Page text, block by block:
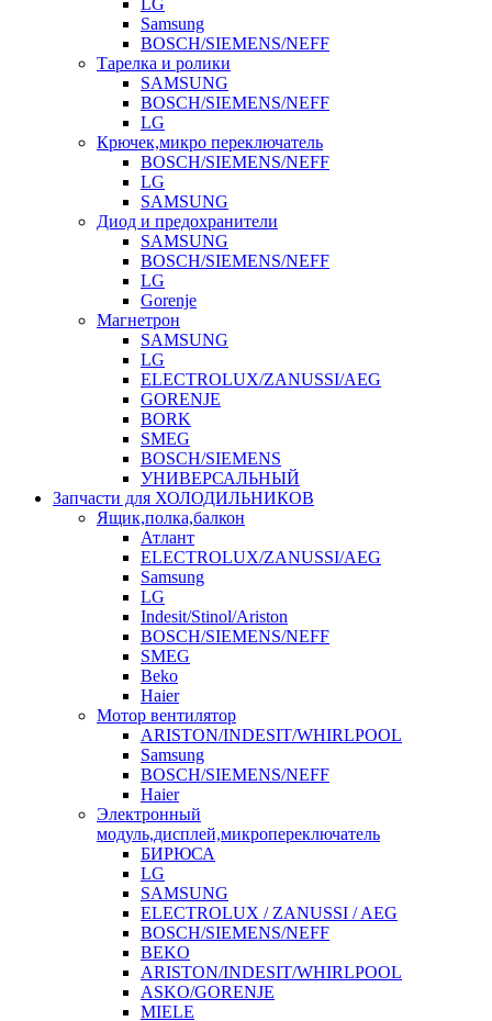
LG
Samsung
BOSCH/SIEMENS/NEFF
Тарелка и ролики
SAMSUNG
BOSCH/SIEMENS/NEFF
LG
Крючек,микро переключатель
BOSCH/SIEMENS/NEFF
LG
SAMSUNG
Диод и предохранители
SAMSUNG
BOSCH/SIEMENS/NEFF
LG
Gorenje
Магнетрон
SAMSUNG
LG
ELECTROLUX/ZANUSSI/AEG
GORENJE
BORK
SMEG
BOSCH/SIEMENS
УНИВЕРСАЛЬНЫЙ
Запчасти для ХОЛОДИЛЬНИКОВ
Ящик,полка,балкон
Атлант
ELECTROLUX/ZANUSSI/AEG
Samsung
LG
Indesit/Stinol/Ariston
BOSCH/SIEMENS/NEFF
SMEG
Beko
Haier
Мотор вентилятор
ARISTON/INDESIT/WHIRLPOOL
Samsung
BOSCH/SIEMENS/NEFF
Haier
Электронный
модуль,дисплей,микропереключатель
БИРЮСА
LG
SAMSUNG
ELECTROLUX / ZANUSSI / AEG
BOSCH/SIEMENS/NEFF
BEKO
ARISTON/INDESIT/WHIRLPOOL
ASKO/GORENJE
MIELE